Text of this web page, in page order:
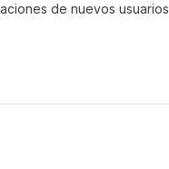
de nuevos usuarios